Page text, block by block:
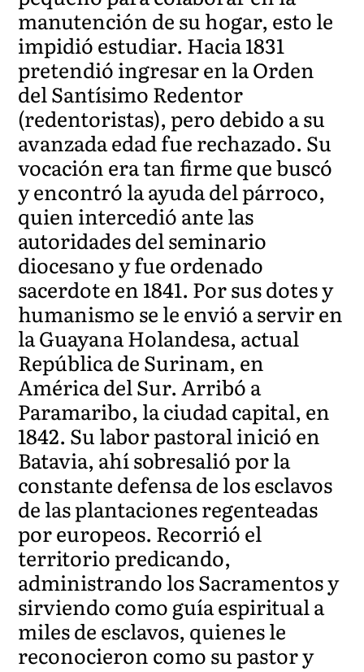
manutención de su hogar, esto le
impidió estudiar. Hacia 1831
pretendió ingresar en la Orden
del Santísimo Redentor
(redentoristas), pero debido a su
avanzada edad fue rechazado. Su
vocación era tan firme que buscó
y encontró la ayuda del párroco,
quien intercedió ante las
autoridades del seminario
diocesano y fue ordenado
sacerdote en 1841. Por sus dotes y
humanismo se le envió a servir en
la Guayana Holandesa, actual
República de Surinam, en
América del Sur. Arribó a
Paramaribo, la ciudad capital, en
1842. Su labor pastoral inició en
Batavia, ahí sobresalió por la
constante defensa de los esclavos
de las plantaciones regenteadas
por europeos. Recorrió el
territorio predicando,
administrando los Sacramentos y
sirviendo como guía espiritual a
miles de esclavos, quienes le
reconocieron como su pastor y